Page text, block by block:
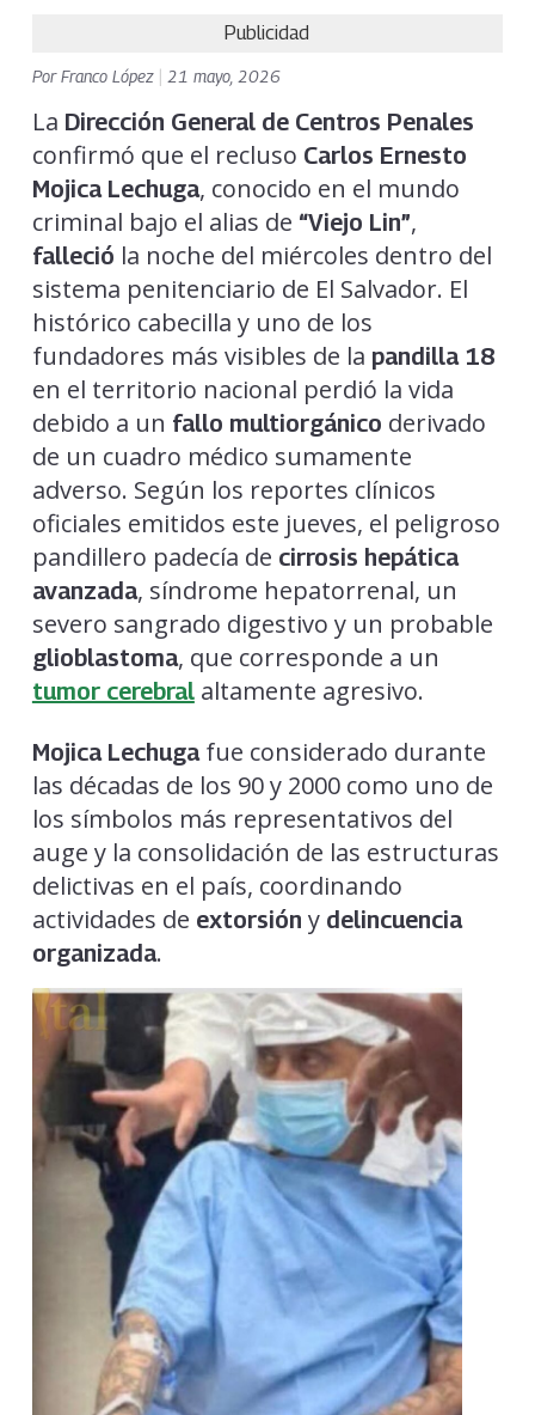
Publicidad
PorFranco López 21 mayo, 2026
La Dirección General de Centros Penales
confirmó que el recluso Carlos Ernesto
Mojica Lechuga, conocido en el mundo
criminal bajo el alias de “Viejo Lin”,
falleció la noche del miércoles dentro del
sistema penitenciario de El Salvador. El
histórico cabecilla y uno de los
fundadores más visibles de la pandilla 18
en el territorio nacional perdió la vida
debido a un fallo multiorgánico derivado
de un cuadro médico sumamente
adverso. Según los reportes clínicos
oficiales emitidos este jueves, el peligroso
pandillero padecía de cirrosis hepática
avanzada, síndrome hepatorrenal, un
severo sangrado digestivo y un probable
glioblastoma, que corresponde a un
tumor cerebralaltamente agresivo.
Mojica Lechugafue considerado durante
las décadas de los 90 y 2000 como uno de
los símbolos más representativos del
auge y la consolidación de las estructuras
delictivas en el país, coordinando
actividades de extorsión y delincuencia
organizada.